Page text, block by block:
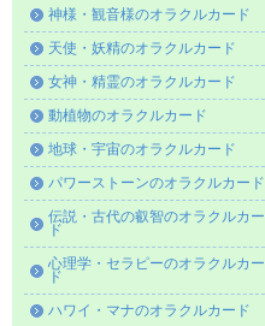
神様・観音様のオラクルカード
天使・妖精のオラクルカード
女神・精霊のオラクルカード
動植物のオラクルカード
地球・宇宙のオラクルカード
パワーストーンのオラクルカード
伝説・古代の叡智のオラクルカー
ド
心理学・セラピーのオラクルカー
ド
ハワイ・マナのオラクルカード